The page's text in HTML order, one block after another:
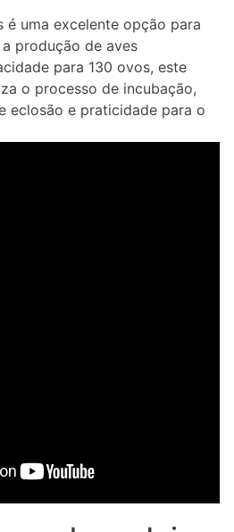
é uma excelente opção para
produção de aves
para 130 ovos, este
o processo de incubação,
eclosão e praticidade para o